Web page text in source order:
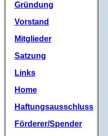
Gründung
Vorstand
Mitglieder
Satzung
Links
Home
Haftungsausschluss
Förderer/Spender